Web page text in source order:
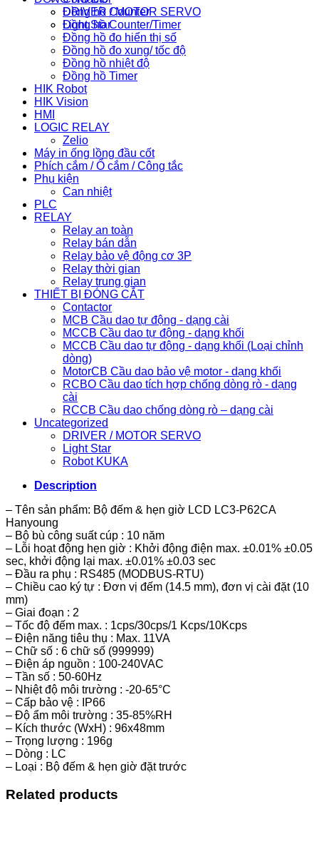
DRIVER / MOTOR SERVO
Light Star
Đồng hồ Counter
Đồng hồ Counter/Timer
Đồng hồ đo hiển thị số
Đồng hồ đo xung/ tốc độ
Đồng hồ nhiệt độ
Đồng hồ Timer
HIK Robot
HIK Vision
HMI
LOGIC RELAY
Zelio
Máy in ống lồng đầu cốt
Phích cắm / Ổ cắm / Công tắc
Phụ kiện
Can nhiệt
PLC
RELAY
Relay an toàn
Relay bán dẫn
Relay bảo vệ động cơ 3P
Relay thời gian
Relay trung gian
THIẾT BỊ ĐÓNG CẮT
Contactor
MCB Cầu dao tự động - dạng cài
MCCB Cầu dao tự động - dạng khối
MCCB Cầu dao tự động - dạng khối (Loại chỉnh
dòng)
MotorCB Cầu dao bảo vệ motor - dạng khối
RCBO Cầu dao tích hợp chống dòng rò - dạng
cài
RCCB Cầu dao chống dòng rò – dạng cài
Uncategorized
DRIVER / MOTOR SERVO
Light Star
Robot KUKA
Description
– Tên sản phẩm: Bộ đếm & hẹn giờ LCD LC3-P62CA
Hanyoung
– Bộ bù công suất cúp : 10 năm
– Lỗi hoạt động hẹn giờ : Khởi động điện max. ±0.01% ±0.05
sec, khởi động lại max. ±0.01% ±0.03 sec
– Đầu ra phụ : RS485 (MODBUS-RTU)
– Chiều cao ký tự : Đơn vị đếm (14.5 mm), đơn vị cài đặt (10
mm)
– Giai đoạn : 2
– Tốc độ đếm max. : 1cps/30cps/1 Kcps/10Kcps
– Điện năng tiêu thụ : Max. 11VA
– Chữ số : 6 chữ số (999999)
– Điện áp nguồn : 100-240VAC
– Tần số : 50-60Hz
– Nhiệt độ môi trường : -20-65°C
– Cấp bảo vệ : IP66
– Độ ẩm môi trường : 35-85%RH
– Kích thước (WxH) : 96x48mm
– Trọng lượng : 196g
– Dòng : LC
– Loại : Bộ đếm & hẹn giờ đặt trước
Related products